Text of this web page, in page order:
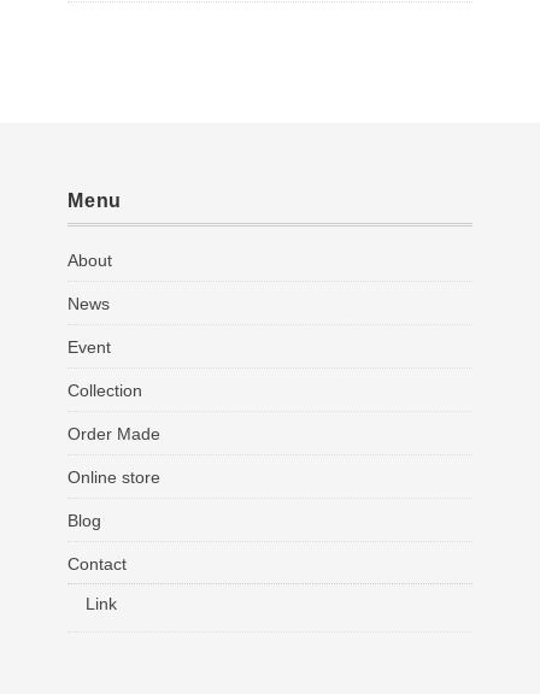
Menu
About
News
Event
Collection
Order Made
Online store
Blog
Contact
Link